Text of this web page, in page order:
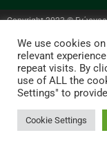
Copyright 2023 ©
FacebookInstagramTwitter
We use cookies
relevant
repeat visits. By
use of ALL the
Settings" to
Cookie Settings